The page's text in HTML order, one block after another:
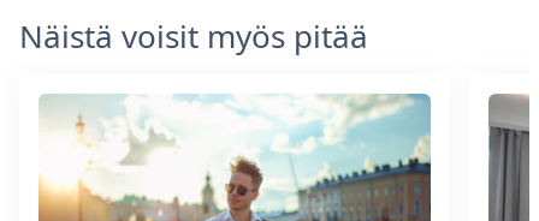
Näistä voisit myös pitää